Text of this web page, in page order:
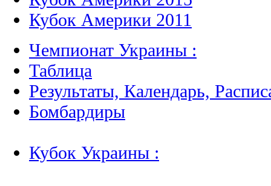
Кубок Америки 2011
Чемпионат Украины :
Таблица
Результаты, Календарь,
Бомбардиры
Кубок Украины :